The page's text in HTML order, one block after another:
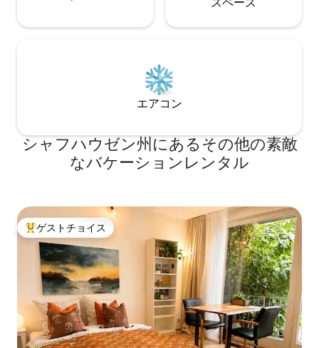
エアコン
シャフハウゼン州にあるその他の素敵
なバケーションレンタル
大好評のゲストチョイスです。
ゲストチョイス